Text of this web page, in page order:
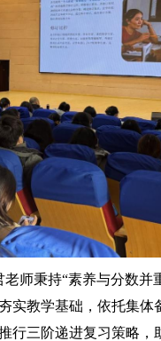
师秉持“素养与分数
实教学基础，依托集
三阶递进复习策略，